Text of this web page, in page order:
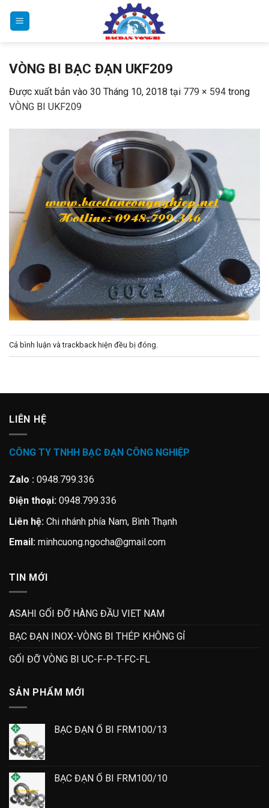
VÒNG BI BẠC ĐẠN UKF209
Được xuất bản vào 30 Tháng 10, 2018 tại 779 × 594 trong
VÒNG BI UKF209
Cả bình luận và trackback hiện đều bị đóng.
LIÊN HỆ
CÔNG TY TNHH BẠC ĐẠN CÔNG NGHIỆP
Zalo : 0948.799.336
Điện thoại: 0948.799.336
Liên hệ: Chi nhánh phía Nam, Bình Thạnh
Email: minhcuong.ngocha@gmail.com
TIN MỚI
ASAHI GỐI ĐỠ HÀNG ĐẦU VIET NAM
BẠC ĐẠN INOX-VÒNG BI THÉP KHÔNG GỈ
GỐI ĐỠ VÒNG BI UC-F-P-T-FC-FL
SẢN PHẨM MỚI
BẠC ĐẠN Ổ BI FRM100/13
BẠC ĐẠN Ổ BI FRM100/10